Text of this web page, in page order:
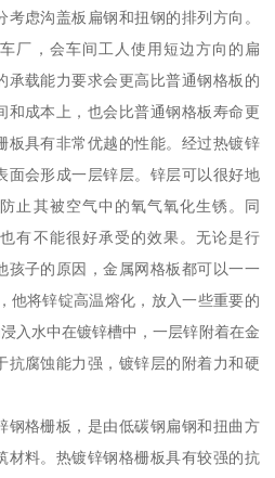
虑沟盖板扁钢和扭钢的排列方向。
厂，会车间工人使用短边方向的扁
承载能力要求会更高比普通钢格板的
和成本上，也会比普通钢格板寿命更
板具有非常优越的性能。经过热镀锌
面会形成一层锌层。锌层可以很好地
止其被空气中的氧气氧化生锈。同
有不能很好承受的效果。无论是行
孩子的原因，金属网格板都可以一一
他将锌锭高温熔化，放入一些重要的
入水中在镀锌槽中，一层锌附着在金
抗腐蚀能力强，镀锌层的附着力和硬
钢格栅板，是由低碳钢扁钢和扭曲方
材料。热镀锌钢格栅板具有较强的抗